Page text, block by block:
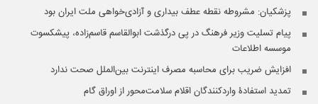
پزشکیان: مشروطه نقطه عطف بیداری و آزادی‌خواهی ملت ایران بود
پیام تسلیت وزیر فرهنگ در پی درگذشت ابوالقاسم قاسم‌زاده، پیشکسوت
موسسه اطلاعات
افزایش ضریب برای محاسبه مصرف اینترنت بین‌الملل صحت ندارد
تمدید استفادۀ واردکنندگان اقلام سلامت‌محور از اوراق گام